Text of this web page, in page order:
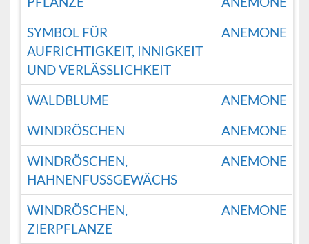
SYMBOL FÜR
AUFRICHTIGKEIT, INNIGKEIT
UND VERLÄSSLICHKEIT
ANEMONE
WALDBLUME
ANEMONE
WINDRÖSCHEN
ANEMONE
WINDRÖSCHEN,
HAHNENFUSSGEWÄCHS
ANEMONE
WINDRÖSCHEN,
ZIERPFLANZE
ANEMONE